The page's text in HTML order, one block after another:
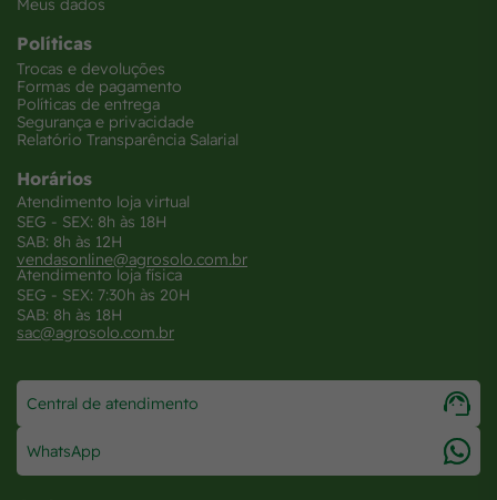
Meus dados
Políticas
Trocas e devoluções
Formas de pagamento
Políticas de entrega
Segurança e privacidade
Relatório Transparência Salarial
Horários
Atendimento loja virtual
SEG - SEX: 8h às 18H
SAB: 8h às 12H
vendasonline@agrosolo.com.br
Atendimento loja física
SEG - SEX: 7:30h às 20H
SAB: 8h às 18H
sac@agrosolo.com.br
Central de atendimento
WhatsApp